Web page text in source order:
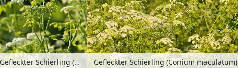
Gefleckter Schierling (Conium maculatum) Gefleckter Schierling (Conium maculatum)